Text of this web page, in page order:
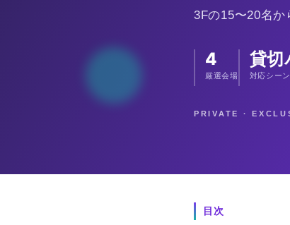
3Fの15〜20名か
4
厳選会場
貸切
対応シーン
PRIVATE ·
目次